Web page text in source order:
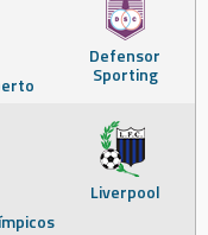
Defensor
Sporting
Liverpool